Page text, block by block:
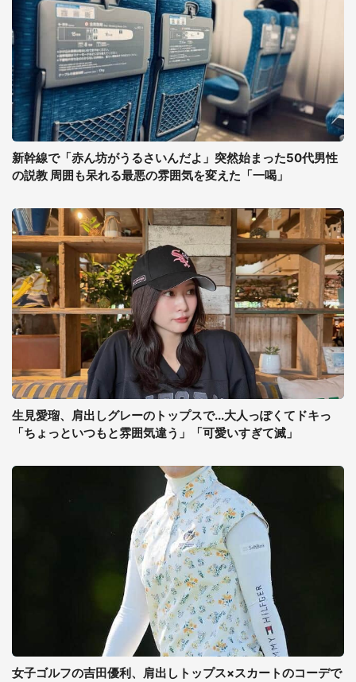
新幹線で「赤ん坊がうるさいんだよ」突然始まった50代男性
の説教 周囲も呆れる最悪の雰囲気を変えた「一喝」
生見愛瑠、肩出しグレーのトップスで...大人っぽくてドキっ
「ちょっといつもと雰囲気違う」「可愛いすぎて滅」
女子ゴルフの吉田優利、肩出しトップス×スカートのコーデで